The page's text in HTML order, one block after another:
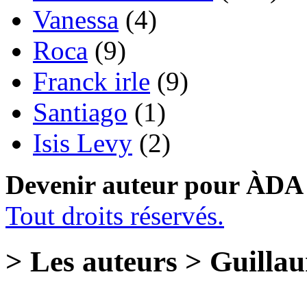
Vanessa (4)
Roca (9)
Franck irle (9)
Santiago (1)
Isis Levy (2)
Devenir auteur pour ÀDA
Tout droits réservés.
> Les auteurs >